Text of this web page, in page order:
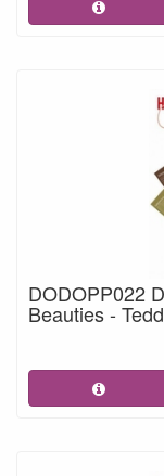
DODOPP022
Beauties -